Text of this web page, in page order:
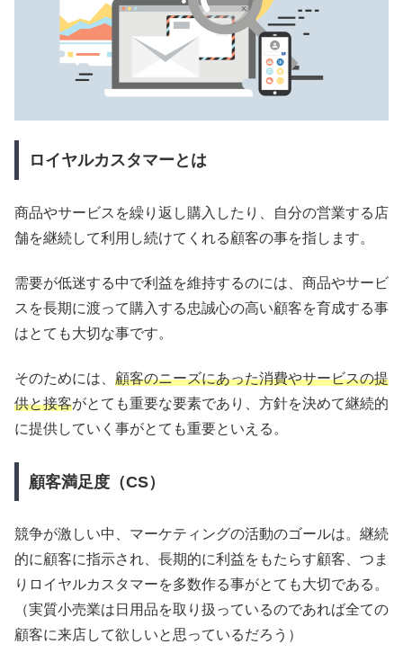
ロイヤルカスタマーとは
商品やサービスを繰り返し購入したり、自分の営業する店
舗を継続して利用し続けてくれる顧客の事を指します。
需要が低迷する中で利益を維持するのには、商品やサービ
スを長期に渡って購入する忠誠心の高い顧客を育成する事
はとても大切な事です。
そのためには、 顧客のニーズにあった消費やサービスの提
供と接客がとても重要な要素であり、方針を決めて継続的
に提供していく事がとても重要といえる。
顧客満足度（CS）
競争が激しい中、マーケティングの活動のゴールは。継続
的に顧客に指示され、長期的に利益をもたらす顧客、つま
りロイヤルカスタマーを多数作る事がとても大切である。
（実質小売業は日用品を取り扱っているのであれば全ての
顧客に来店して欲しいと思っているだろう）